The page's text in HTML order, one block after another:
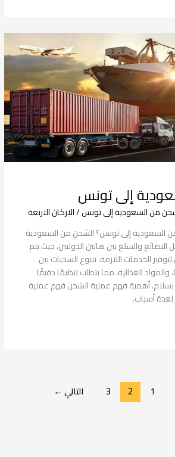
إلى تونس
من السعودية إلى تونس/الاركان الاربعة
السعودية إلى تونس؟ الشحن من السعودية
والسلع بين هاتين الدولتين، حيث يتم
الخدمات اللازمة. تتنوع الشحنات بين
والمواد الغذائية، مما يتطلب تنظيمًا دقيقًا
أهمية فهم عملية الشحن فهم عملية
أسباب،
1
2
3 التالي ←